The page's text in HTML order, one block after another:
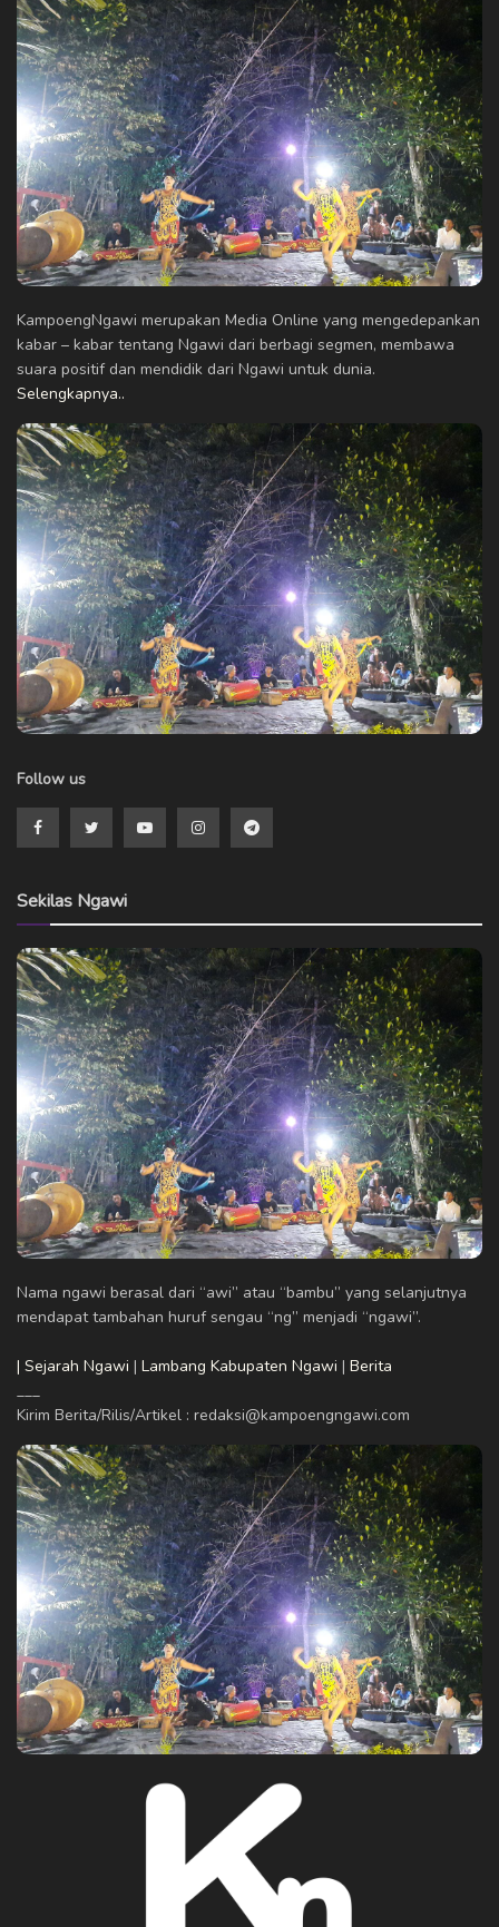
KampoengNgawi merupakan Media Online yang mengedepankan
kabar – kabar tentang Ngawi dari berbagi segmen, membawa
suara positif dan mendidik dari Ngawi untuk dunia.
Selengkapnya..
Follow us
Sekilas Ngawi
Nama ngawi berasal dari “awi” atau “bambu” yang selanjutnya
mendapat tambahan huruf sengau “ng” menjadi “ngawi”.
| Sejarah Ngawi | Lambang Kabupaten Ngawi | Berita
Kirim Berita/Rilis/Artikel : redaksi@kampoengngawi.com